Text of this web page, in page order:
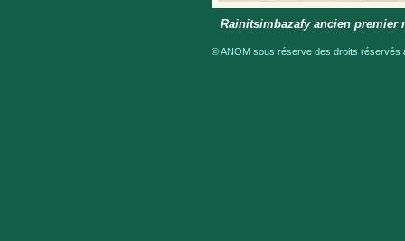
Rainitsimbazafy ancien premier
© ANOM sous réserve des droits réservés